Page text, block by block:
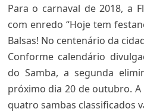
Para o carnaval de 2018, a
com enredo “Hoje tem
Balsas! No centenário da
Conforme calendário
do Samba, a segunda
próximo dia 20 de outubro.
quatro sambas classificados